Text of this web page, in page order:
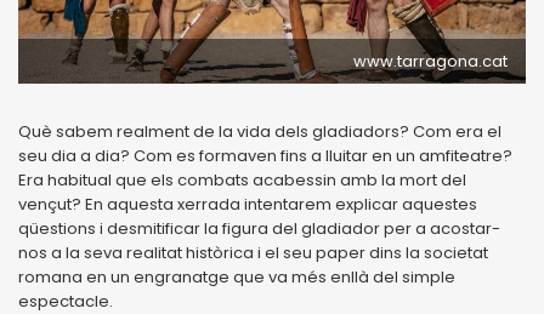
www.tarragona.cat
Què sabem realment de la vida dels gladiadors? Com era el
seu dia a dia? Com es formaven fins a lluitar en un amfiteatre?
Era habitual que els combats acabessin amb la mort del
vençut? En aquesta xerrada intentarem explicar aquestes
qüestions i desmitificar la figura del gladiador per a acostar-
nos a la seva realitat històrica i el seu paper dins la societat
romana en un engranatge que va més enllà del simple
espectacle.